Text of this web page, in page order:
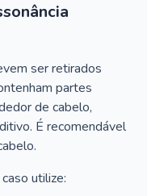
ser retirados
partes
de cabelo,
É recomendável
utilize: